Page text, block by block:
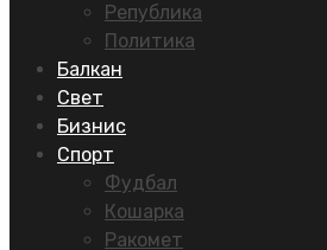
Република
Политика
Балкан
Свет
Бизнис
Спорт
Фудбал
Кошарка
Ракомет